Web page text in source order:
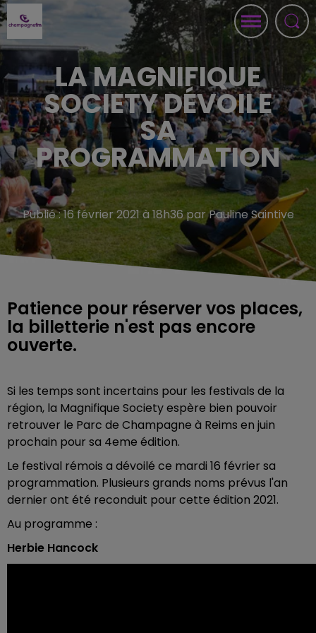
LA MAGNIFIQUE
SOCIETY DÉVOILE
SA
PROGRAMMATION
Publié : 16 février 2021 à 18h36 par Pauline Saintive
Patience pour réserver vos places,
la billetterie n'est pas encore
ouverte.
Si les temps sont incertains pour les festivals de la
région, la Magnifique Society espère bien pouvoir
retrouver le Parc de Champagne à Reims en juin
prochain pour sa 4eme édition.
Le festival rémois a dévoilé ce mardi 16 février sa
programmation. Plusieurs grands noms prévus l'an
dernier ont été reconduit pour cette édition 2021.
Au programme :
Herbie Hancock